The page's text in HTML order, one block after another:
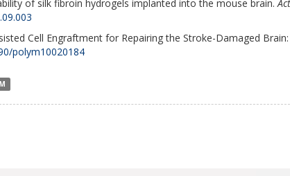
of silk fibroin hydrogels implanted into the mouse brain.
Cell Engraftment for Repairing the Stroke-Damaged Brain:
polym10020184